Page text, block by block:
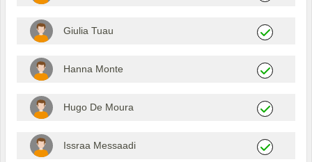
Giulia Tuau
Hanna Monte
Hugo De Moura
Issraa Messaadi